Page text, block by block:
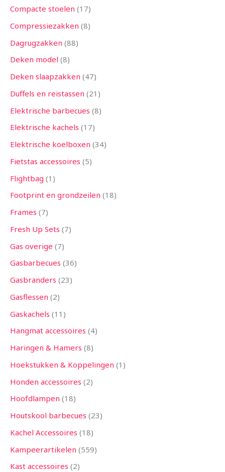
Compacte stoelen 17
Compressiezakken 8
Dagrugzakken 88
Deken model 8
Deken slaapzakken 47
Duffels en reistassen 21
Elektrische barbecues 8
Elektrische kachels 17
Elektrische koelboxen 34
Fietstas accessoires 5
Flightbag 1
Footprint en grondzeilen 18
Frames 7
Fresh Up Sets 7
Gas overige 7
Gasbarbecues 36
Gasbranders 23
Gasflessen 2
Gaskachels 11
Hangmat accessoires 4
Haringen & Hamers 8
Hoekstukken & Koppelingen 1
Honden accessoires 2
Hoofdlampen 18
Houtskool barbecues 23
Kachel Accessoires 18
Kampeerartikelen 559
Kast accessoires 2